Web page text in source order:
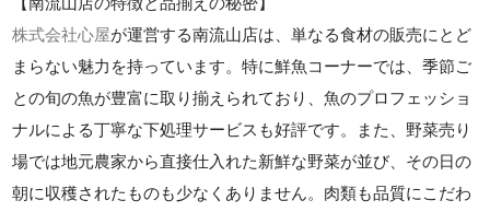
株式会社心屋が運営する南流山店は、単なる食材の販売にとど
まらない魅力を持っています。特に鮮魚コーナーでは、季節ご
との旬の魚が豊富に取り揃えられており、魚のプロフェッショ
ナルによる丁寧な下処理サービスも好評です。また、野菜売り
場では地元農家から直接仕入れた新鮮な野菜が並び、その日の
朝に収穫されたものも少なくありません。肉類も品質にこだわ